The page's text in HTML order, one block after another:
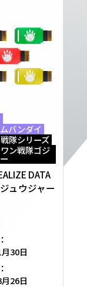
バンダイ
隊シリーズ
ン戦隊ゴジ
DATA
ュウジャー
30日
26日